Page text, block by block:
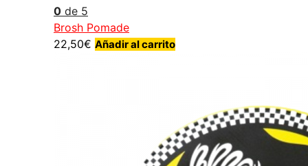
0 de 5
Brosh Pomade
22,50€ Añadir al carrito